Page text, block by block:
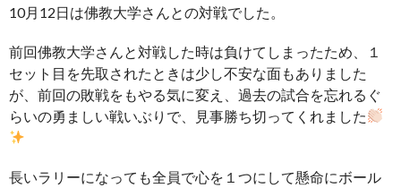
10月12日は佛教大学さんとの対戦でした。
前回佛教大学さんと対戦した時は負けてしまったため、１
セット目を先取されたときは少し不安な面もありました
が、前回の敗戦をもやる気に変え、過去の試合を忘れるぐ
らいの勇ましい戦いぶりで、見事勝ち切ってくれました
長いラリーになっても全員で心を１つにして懸命にボール